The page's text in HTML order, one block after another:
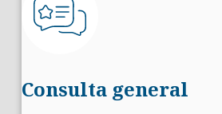
Consulta general